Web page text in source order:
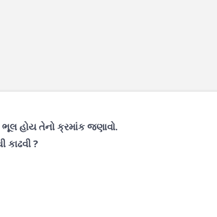
હોય તેનો ક્રમાંક જણાવો.
?